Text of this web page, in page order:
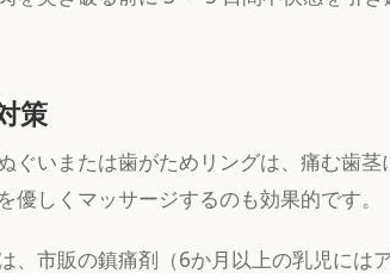
策
ぐいまたは歯がためリングは、痛む歯茎
優しくマッサージするのも効果的です。
、市販の鎮痛剤（6か月以上の乳児には